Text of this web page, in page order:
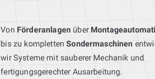
Von Förderanlagen über
bis zu komplettenSondermaschinen
wir Systeme mit sauberer Mechanik und
fertigungsgerechter Ausarbeitung.